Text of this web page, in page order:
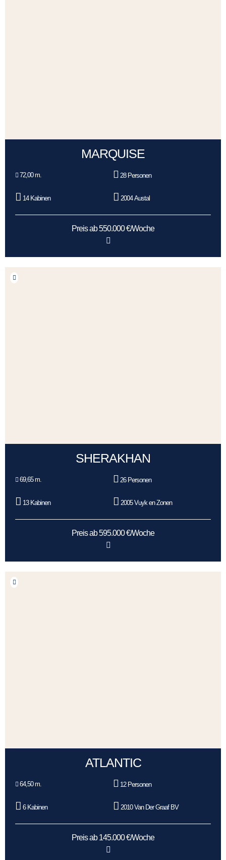
MARQUISE
72,00 m. 28 Personen
14 Kabinen 2004 Austal
Preis ab 550.000 €/Woche
SHERAKHAN
69,65 m. 26 Personen
13 Kabinen 2005 Vuyk en Zonen
Preis ab 595.000 €/Woche
ATLANTIC
64,50 m. 12 Personen
6 Kabinen 2010 Van Der Graaf BV
Preis ab 145.000 €/Woche